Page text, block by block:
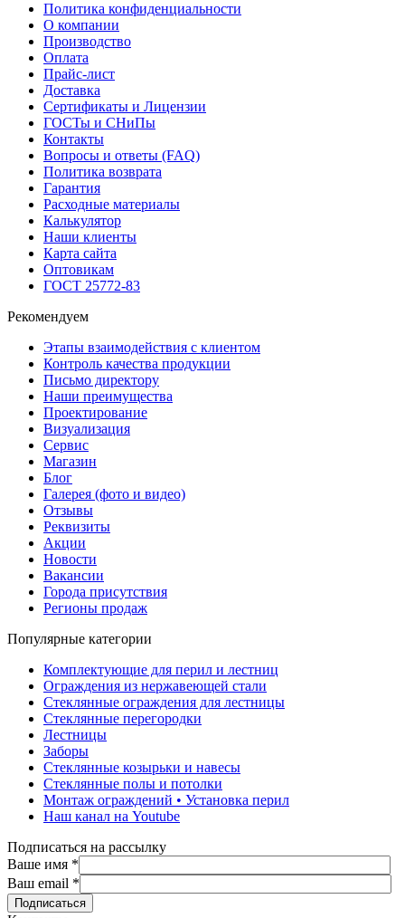
Политика конфиденциальности
О компании
Производство
Оплата
Прайс-лист
Доставка
Сертификаты и Лицензии
ГОСТы и СНиПы
Контакты
Вопросы и ответы (FAQ)
Политика возврата
Гарантия
Расходные материалы
Калькулятор
Наши клиенты
Карта сайта
Оптовикам
ГОСТ 25772-83
Рекомендуем
Этапы взаимодействия с клиентом
Контроль качества продукции
Письмо директору
Наши преимущества
Проектирование
Визуализация
Сервис
Магазин
Блог
Галерея (фото и видео)
Отзывы
Реквизиты
Акции
Новости
Вакансии
Города присутствия
Регионы продаж
Популярные категории
Комплектующие для перил и лестниц
Ограждения из нержавеющей стали
Стеклянные ограждения для лестницы
Стеклянные перегородки
Лестницы
Заборы
Стеклянные козырьки и навесы
Стеклянные полы и потолки
Монтаж ограждений • Установка перил
Наш канал на Youtube
Подписаться на рассылку
Ваше имя *
Ваш email *